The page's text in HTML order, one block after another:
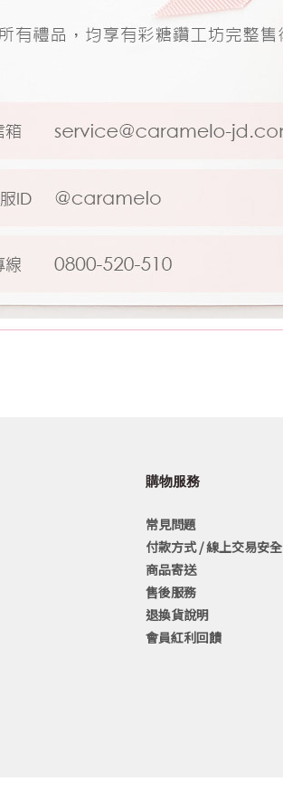
購物服務
常見問題
付款方式 / 線上交易安全
商品寄送
售後服務
退換貨說明
會員紅利回饋